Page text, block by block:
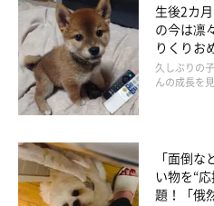
生後2カ
の今は凛
りくりお
久しぶりの
んの成長を
「面倒
い物を“
題！「俄